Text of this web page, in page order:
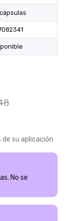
su aplicación
No se